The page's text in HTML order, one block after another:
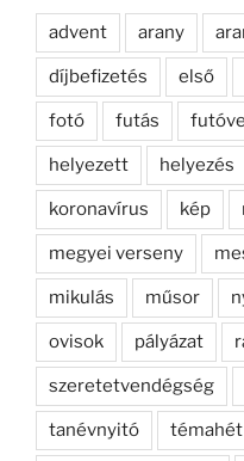
advent arany
díjbefizetés első
fotó futás
helyezett helyezés
koronavírus kép
megyei verseny
mikulás műsor
ovisok pályázat
szeretetvendégség
tanévnyitó témahét